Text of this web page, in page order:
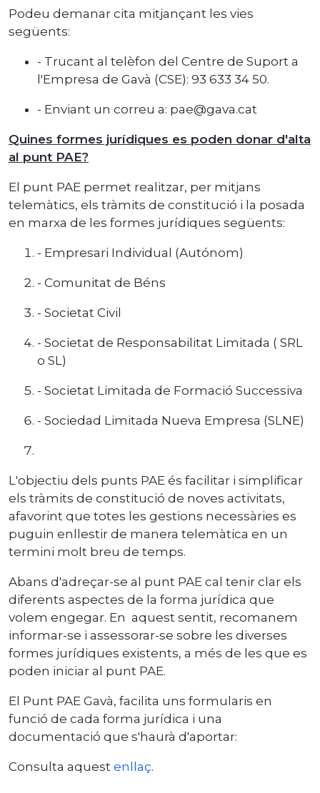
Podeu demanar cita mitjançant les vies
següents:
- Trucant al telèfon del Centre de Suport a
l'Empresa de Gavà (CSE): 93 633 34 50.
- Enviant un correu a: pae@gava.cat
Quines formes jurídiques es poden donar d'alta
al punt PAE?
El punt PAE permet realitzar, per mitjans
telemàtics, els tràmits de constitució i la posada
en marxa de les formes jurídiques següents:
- Empresari Individual (Autónom)
- Comunitat de Béns
- Societat Civil
- Societat de Responsabilitat Limitada ( SRL
o SL)
- Societat Limitada de Formació Successiva
- Sociedad Limitada Nueva Empresa (SLNE)
L'objectiu dels punts PAE és facilitar i simplificar
els tràmits de constitució de noves activitats,
afavorint que totes les gestions necessàries es
puguin enllestir de manera telemàtica en un
termini molt breu de temps.
Abans d'adreçar-se al punt PAE cal tenir clar els
diferents aspectes de la forma jurídica que
volem engegar. En aquest sentit, recomanem
informar-se i assessorar-se sobre les diverses
formes jurídiques existents, a més de les que es
poden iniciar al punt PAE.
El Punt PAE Gavà, facilita uns formularis en
funció de cada forma jurídica i una
documentació que s'haurà d'aportar:
Consulta aquest enllaç.